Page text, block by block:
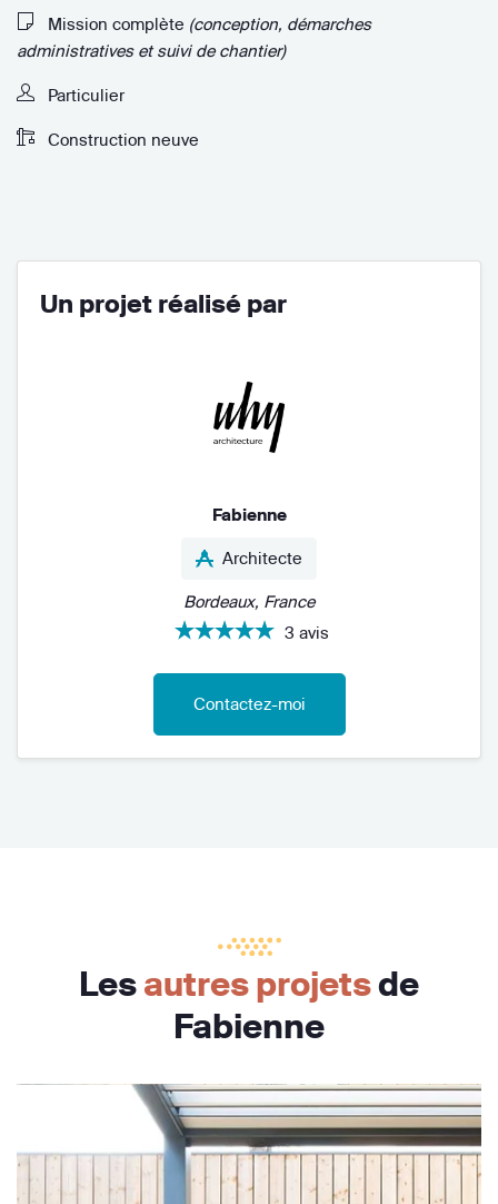
Mission complète (conception, démarches
administratives et suivi de chantier)
Particulier
Construction neuve
Un projet réalisé par
Fabienne
Architecte
Bordeaux, France
3 avis
Contactez-moi
Lesautres projetsde
Fabienne